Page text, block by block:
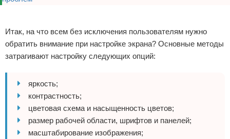
Итак, на что всем без исключения пользователям нужно
обратить внимание при настройке экрана? Основные методы
затрагивают настройку следующих опций:
яркость;
контрастность;
цветовая схема и насыщенность цветов;
размер рабочей области, шрифтов и панелей;
масштабирование изображения;